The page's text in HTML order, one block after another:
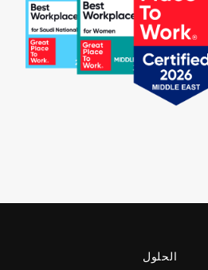
الحلول